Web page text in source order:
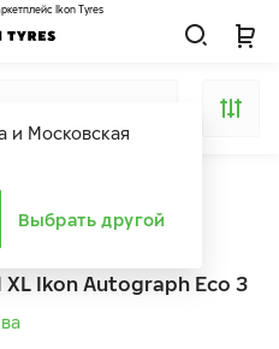
и Московская
Выбрать другой
Ikon Tyres
фильтров
XL Ikon Autograph Eco 3